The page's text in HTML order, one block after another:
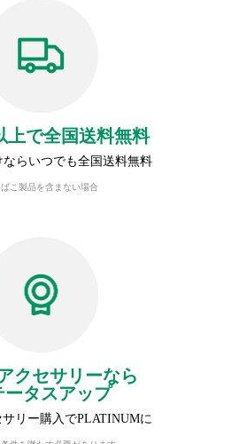
上で全国送料無料
らいつでも全国送料無料
こ製品を含まない場合
クセサリーなら
ータスアップ
サリー購入でPLATINUMに